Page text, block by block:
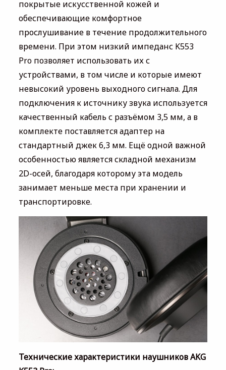
покрытые искусственной кожей и
обеспечивающие комфортное
прослушивание в течение продолжительного
времени. При этом низкий импеданс K553
Pro позволяет использовать их с
устройствами, в том числе и которые имеют
невысокий уровень выходного сигнала. Для
подключения к источнику звука используется
качественный кабель с разъёмом 3,5 мм, а в
комплекте поставляется адаптер на
стандартный джек 6,3 мм. Ещё одной важной
особенностью является складной механизм
2D-осей, благодаря которому эта модель
занимает меньше места при хранении и
транспортировке.
Технические характеристики наушников AKG